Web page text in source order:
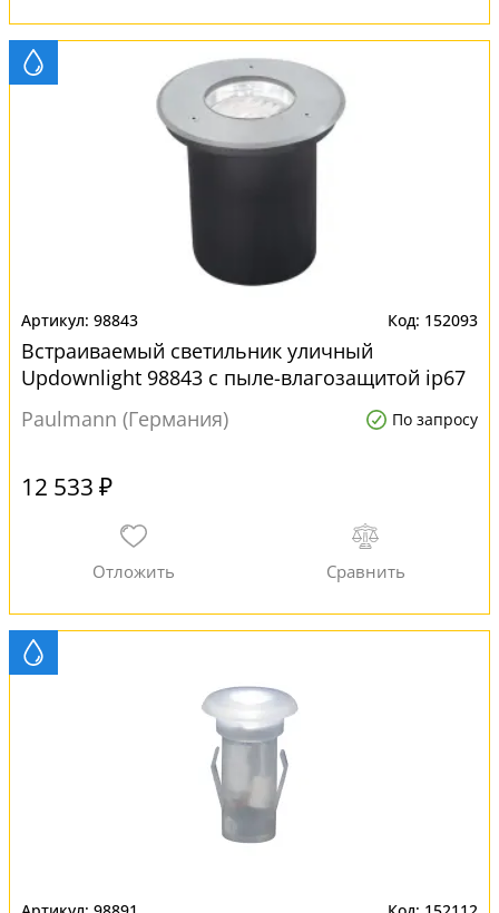
98843 152093
Встраиваемый светильник уличный
Updownlight 98843 с пыле-влагозащитой ip67
Paulmann (Германия)
По запросу
12 533 ₽